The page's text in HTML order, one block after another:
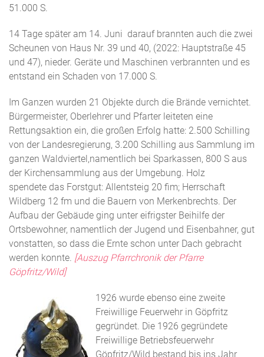
51.000 S.
14 Tage später am 14. Juni darauf brannten auch die zwei
Scheunen von Haus Nr. 39 und 40, (2022: Hauptstraße 45
und 47), nieder. Geräte und Maschinen verbrannten und es
entstand ein Schaden von 17.000 S.
Im Ganzen wurden 21 Objekte durch die Brände vernichtet.
Bürgermeister, Oberlehrer und Pfarter leiteten eine
Rettungsaktion ein, die großen Erfolg hatte: 2.500 Schilling
von der Landesregierung, 3.200 Schilling aus Sammlung im
ganzen Waldviertel,namentlich bei Sparkassen, 800 S aus
der Kirchensammlung aus der Umgebung. Holz
spendete das Forstgut: Allentsteig 20 fim; Herrschaft
Wildberg 12 fm und die Bauern von Merkenbrechts. Der
Aufbau der Gebäude ging unter eifrigster Beihilfe der
Ortsbewohner, namentlich der Jugend und Eisenbahner, gut
vonstatten, so dass die Ernte schon unter Dach gebracht
werden konnte. [Auszug Pfarrchronik der Pfarre
Göpfritz/Wild]
1926 wurde ebenso eine zweite
Freiwillige Feuerwehr in Göpfritz
gegründet. Die 1926 gegründete
Freiwillige Betriebsfeuerwehr
Göpfritz/Wild bestand bis ins Jahr